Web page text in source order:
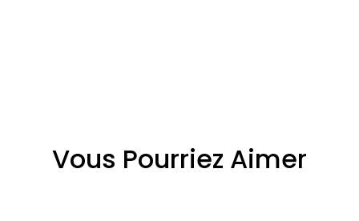
Vous Pourriez Aimer